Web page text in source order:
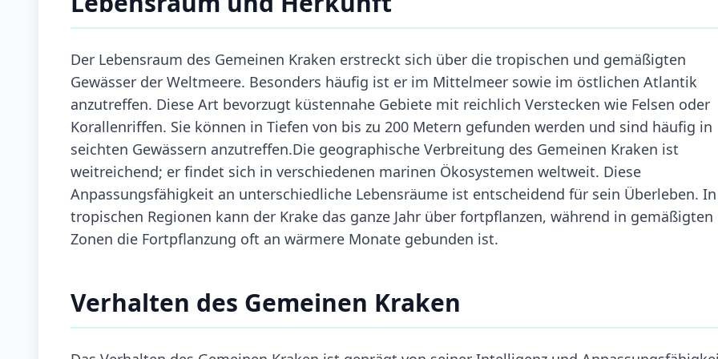
Der Lebensraum des Gemeinen Kraken erstreckt sich über die tropischen und gemäßigten
Gewässer der Weltmeere. Besonders häufig ist er im Mittelmeer sowie im östlichen Atlantik
anzutreffen. Diese Art bevorzugt küstennahe Gebiete mit reichlich Verstecken wie Felsen oder
Korallenriffen. Sie können in Tiefen von bis zu 200 Metern gefunden werden und sind häufig in
seichten Gewässern anzutreffen.Die geographische Verbreitung des Gemeinen Kraken ist
weitreichend; er findet sich in verschiedenen marinen Ökosystemen weltweit. Diese
Anpassungsfähigkeit an unterschiedliche Lebensräume ist entscheidend für sein Überleben. In
tropischen Regionen kann der Krake das ganze Jahr über fortpflanzen, während in gemäßigten
Zonen die Fortpflanzung oft an wärmere Monate gebunden ist.
Verhalten des Gemeinen Kraken